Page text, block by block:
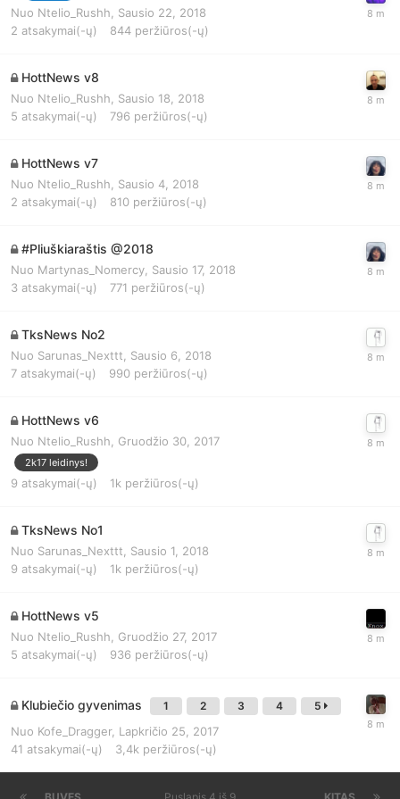
Nuo Ntelio_Rushh
Sausio 22, 2018
2 atsakymai(-ų) 844 peržiūros(-ų)
HottNews v8
Nuo Ntelio_Rushh
Sausio 18, 2018
5 atsakymai(-ų) 796 peržiūros(-ų)
HottNews v7
Nuo Ntelio_Rushh
Sausio 4, 2018
2 atsakymai(-ų) 810 peržiūros(-ų)
#Pliuškiaraštis @2018
Nuo Martynas_Nomercy Sausio 17, 2018
3 atsakymai(-ų) 771 peržiūros(-ų)
TksNews No2
Nuo Sarunas_Nexttt
Sausio 6, 2018
7 atsakymai(-ų) 990 peržiūros(-ų)
HottNews v6
Nuo Ntelio_Rushh Gruodžio 30, 2017
2k17 leidinys!
9 atsakymai(-ų) 1k peržiūros(-ų)
TksNews No1
Nuo Sarunas_Nexttt, Sausio 1, 2018
9 atsakymai(-ų) 1k peržiūros(-ų)
HottNews v5
Nuo Ntelio_Rushh, Gruodžio 27, 2017
5 atsakymai(-ų) 936 peržiūros(-ų)
Klubiečio gyvenimas 1 2 3 4 5
Nuo Kofe_Dragger, Lapkričio 25, 2017
41 atsakymai(-ų) 3,4k peržiūros(-ų)